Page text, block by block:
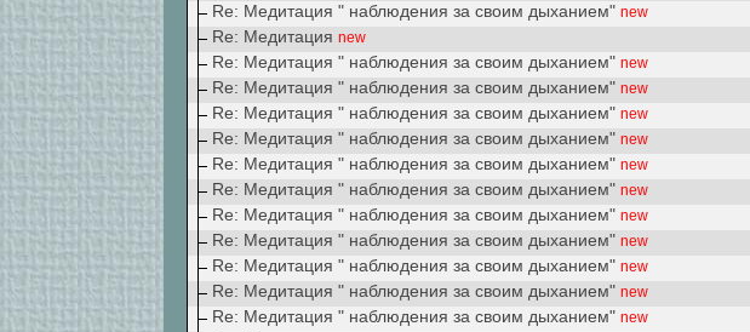
Re: Медитация " наблюдения за своим дыханием" new
Re: Медитация new
Re: Медитация " наблюдения за своим дыханием" new
Re: Медитация " наблюдения за своим дыханием" new
Re: Медитация " наблюдения за своим дыханием" new
Re: Медитация " наблюдения за своим дыханием" new
Re: Медитация " наблюдения за своим дыханием" new
Re: Медитация " наблюдения за своим дыханием" new
Re: Медитация " наблюдения за своим дыханием" new
Re: Медитация " наблюдения за своим дыханием" new
Re: Медитация " наблюдения за своим дыханием" new
Re: Медитация " наблюдения за своим дыханием" new
Re: Медитация " наблюдения за своим дыханием" new